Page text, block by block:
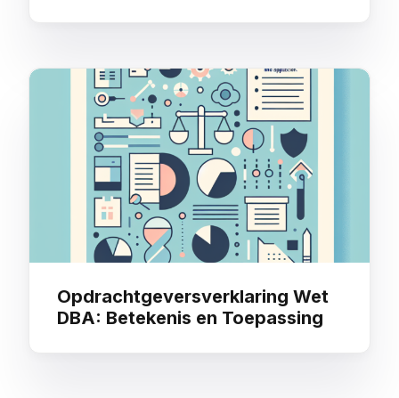
Opdrachtgeversverklaring Wet
DBA: Betekenis en Toepassing